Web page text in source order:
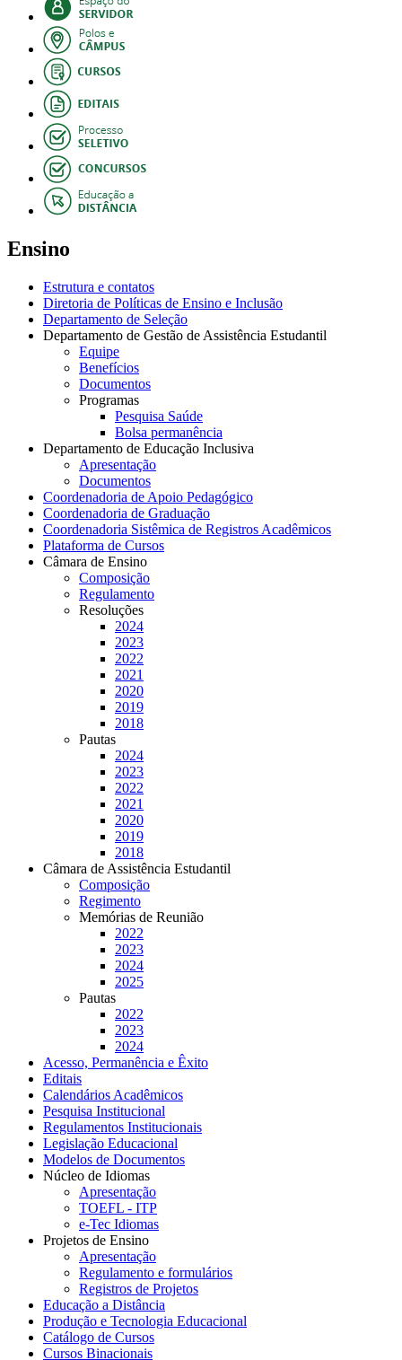
Ensino
Estrutura e contatos
Diretoria de Políticas de Ensino e Inclusão
Departamento de Seleção
Departamento de Gestão de Assistência Estudantil
Equipe
Benefícios
Documentos
Programas
Pesquisa Saúde
Bolsa permanência
Departamento de Educação Inclusiva
Apresentação
Documentos
Coordenadoria de Apoio Pedagógico
Coordenadoria de Graduação
Coordenadoria Sistêmica de Registros Acadêmicos
Plataforma de Cursos
Câmara de Ensino
Composição
Regulamento
Resoluções
2024
2023
2022
2021
2020
2019
2018
Pautas
2024
2023
2022
2021
2020
2019
2018
Câmara de Assistência Estudantil
Composição
Regimento
Memórias de Reunião
2022
2023
2024
2025
Pautas
2022
2023
2024
Acesso, Permanência e Êxito
Editais
Calendários Acadêmicos
Pesquisa Institucional
Regulamentos Institucionais
Legislação Educacional
Modelos de Documentos
Núcleo de Idiomas
Apresentação
TOEFL - ITP
e-Tec Idiomas
Projetos de Ensino
Apresentação
Regulamento e formulários
Registros de Projetos
Educação a Distância
Produção e Tecnologia Educacional
Catálogo de Cursos
Cursos Binacionais